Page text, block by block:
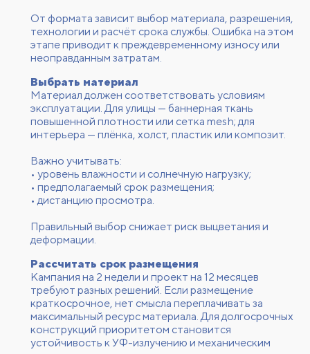
От формата зависит выбор материала, разрешения,
технологии и расчёт срока службы. Ошибка на этом
этапе приводит к преждевременному износу или
неоправданным затратам.
Выбрать материал
Материал должен соответствовать условиям
эксплуатации. Для улицы — баннерная ткань
повышенной плотности или сетка mesh; для
интерьера — плёнка, холст, пластик или композит.
Важно учитывать:
• уровень влажности и солнечную нагрузку;
• предполагаемый срок размещения;
• дистанцию просмотра.
Правильный выбор снижает риск выцветания и
деформации.
Рассчитать срок размещения
Кампания на 2 недели и проект на 12 месяцев
требуют разных решений. Если размещение
краткосрочное, нет смысла переплачивать за
максимальный ресурс материала. Для долгосрочных
конструкций приоритетом становится
устойчивость к УФ-излучению и механическим